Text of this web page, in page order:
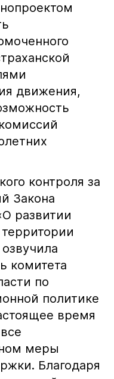
движения,
контроля за
Закона
развитии
территории
комитета
по
политике
время
меры
Благодаря